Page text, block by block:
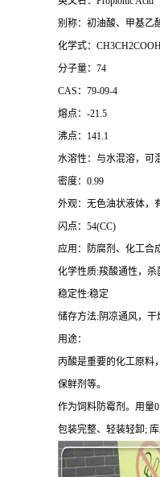
别称：初油酸、甲基乙
化学式：
分子量：74
CAS：79-09-4
熔点：-21.5
沸点：141.1
水溶性：与水混溶，可
密度：0.99
外观：无色油状液体，
闪点：54(CC)
应用：防腐剂、化工合
化学性质:羧酸通性，
稳定性:稳定
储存方法:阴凉通风，干
用途：
丙酸是重要的化工原料
保鲜剂等。
作为饲料防霉剂。用量
包装完整、轻装轻卸;